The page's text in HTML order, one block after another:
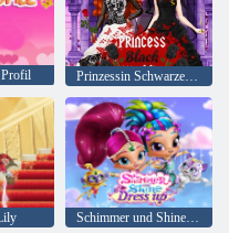
Profil Prinzessin Schwarzes Hochzeitskleid
Schimmer und Shine Dress up